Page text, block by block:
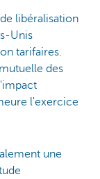
libéralisation
Unis
tarifaires.
des
l'exercice
une